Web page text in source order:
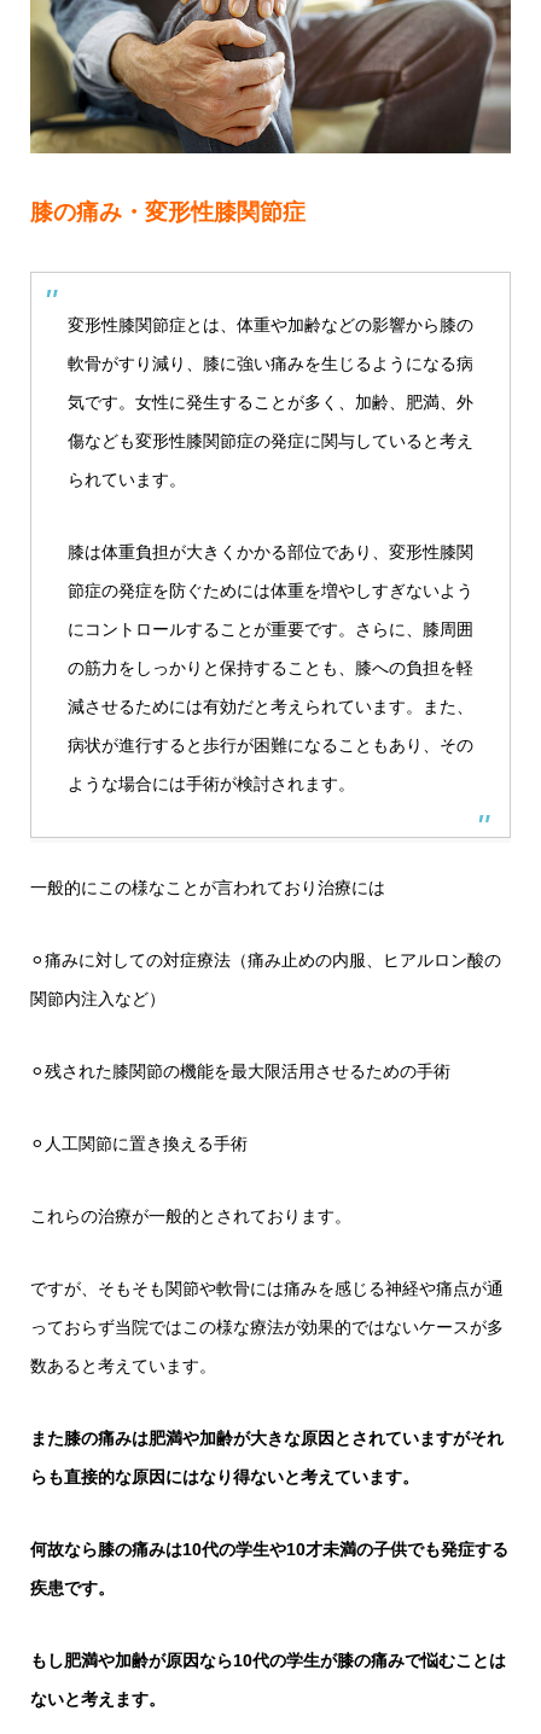
膝の痛み・変形性膝関節症
変形性膝関節症とは、体重や加齢などの影響から膝の
軟骨がすり減り、膝に強い痛みを生じるようになる病
気です。女性に発生することが多く、加齢、肥満、外
傷なども変形性膝関節症の発症に関与していると考え
られています。
膝は体重負担が大きくかかる部位であり、変形性膝関
節症の発症を防ぐためには体重を増やしすぎないよう
にコントロールすることが重要です。さらに、膝周囲
の筋力をしっかりと保持することも、膝への負担を軽
減させるためには有効だと考えられています。また、
病状が進行すると歩行が困難になることもあり、その
ような場合には手術が検討されます。
一般的にこの様なことが言われており治療には
⚪︎痛みに対しての対症療法（痛み止めの内服、ヒアルロン酸の
関節内注入など）
⚪︎残された膝関節の機能を最大限活用させるための手術
⚪︎人工関節に置き換える手術
これらの治療が一般的とされております。
ですが、そもそも関節や軟骨には痛みを感じる神経や痛点が通
っておらず当院ではこの様な療法が効果的ではないケースが多
数あると考えています。
また膝の痛みは肥満や加齢が大きな原因とされていますがそれ
らも直接的な原因にはなり得ないと考えています。
何故なら膝の痛みは10代の学生や10才未満の子供でも発症する
疾患です。
もし肥満や加齢が原因なら10代の学生が膝の痛みで悩むことは
ないと考えます。